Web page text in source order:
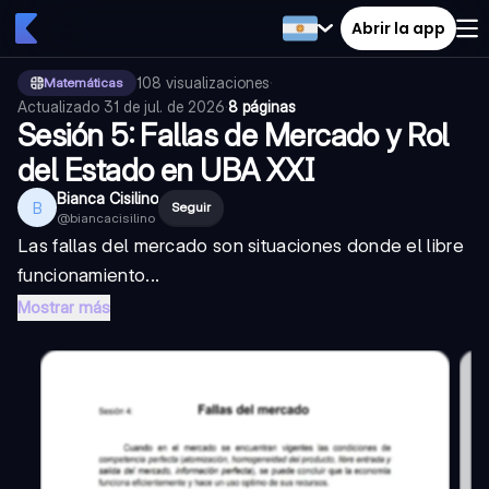
Abrir la app
Matemáticas 108 visualizaciones·
Actualizado 31 de jul. de 2026·8 páginas
Sesión 5: Fallas de Mercado y Rol
del Estado en UBA XXI
B Bianca Cisilino
@biancacisilino
Seguir
Las fallas del mercado son situaciones donde el libre
funcionamiento...
Mostrar más